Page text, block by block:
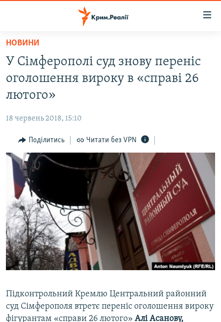
Перейти
основного
матеріалу
до
основної
навігації
Перейти
до
пошуку
НОВИНИ
ВОДА.КРИМ
БЛОГИ
ПОГЛЯД
ІНТЕРВ'Ю
ВСЕ ЗА ДЕНЬ
СПЕЦПРОЕКТИ
ДЕПОРТАЦІЯ
ВІДЕОУРОКИ «ELIFBE»
СВІДЧЕННЯ ОКУПАЦІЇ
УКРАЇНСЬКА ПРОБЛЕМА КРИМУ
ЯК ОБІЙТИ БЛОКУВАННЯ
Русский
Qırımtatar
НОВИНИ
У Сімферополі суд знову переніс
оголошення вироку в «справі 26
лютого»
18 червень 2018, 15:10
Поділитись Читати без VPN
Підконтрольний Кремлю Центральний районний
суд Сімферополя втретє переніс оголошення вироку
фігурантам «справи 26 лютого» Алі Асанову,